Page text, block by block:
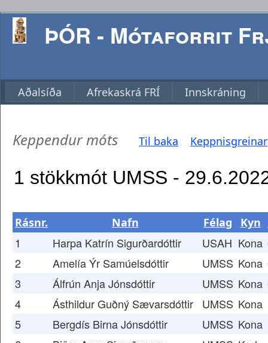
ÞÓR - Mótaforrit
Aðalsíða Afrekaskrá FRÍ Innskráning
Keppendur móts Til baka Keppnisgreinar
Rásnr. Nafn Félag Kyn
1 Harpa Katrín Sigurðardóttir USAH Kona
2
Amelía Ýr Samúelsdóttir UMSS Kona
3
Álfrún Anja Jónsdóttir UMSS Kona
4
Ásthildur Guðný Sævarsdóttir UMSS Kona
5
Bergdís Birna Jónsdóttir UMSS Kona